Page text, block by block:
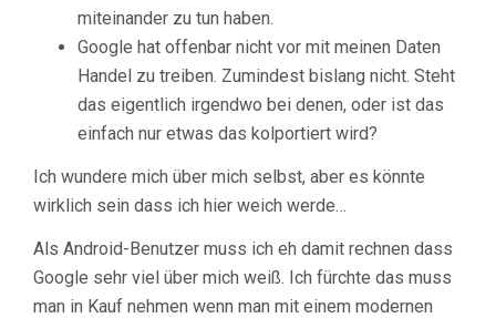
miteinander zu tun haben.
Google hat offenbar nicht vor mit meinen Daten
Handel zu treiben. Zumindest bislang nicht. Steht
das eigentlich irgendwo bei denen, oder ist das
einfach nur etwas das kolportiert wird?
Ich wundere mich über mich selbst, aber es könnte
wirklich sein dass ich hier weich werde…
Als Android-Benutzer muss ich eh damit rechnen dass
Google sehr viel über mich weiß. Ich fürchte das muss
man in Kauf nehmen wenn man mit einem modernen